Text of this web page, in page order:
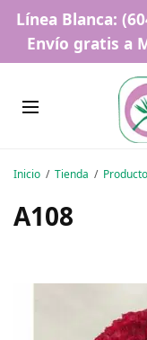
Línea Blanca:
Envío gratis a
Inicio Tienda
A108